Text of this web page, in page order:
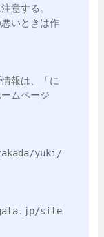
意する。
いときは作
報は、「に
ムページ
yuki/
site